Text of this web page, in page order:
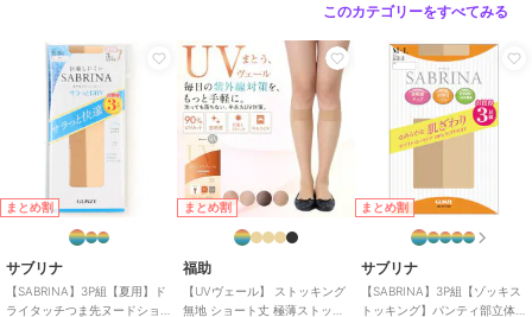
原産国 日本
このカテゴリーをすべてみる
まとめ割
サブリナ
【SABRINA】3P組【夏用】ド
ライタッチつま先ヌードショ
まとめ割
福助
【UVヴェール】 ストッキング
無地 ショート丈 極薄ストッキ
まとめ割
サブリナ
【SABRINA】3P組【ゾッキス
トッキング】パンティ部立体